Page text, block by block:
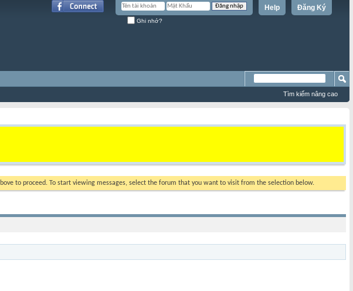
Đăng Ký
Help
Ghi nhớ?
Tìm kiếm nâng cao
to proceed. To start viewing messages, select the forum that you want to visit from the selection below.